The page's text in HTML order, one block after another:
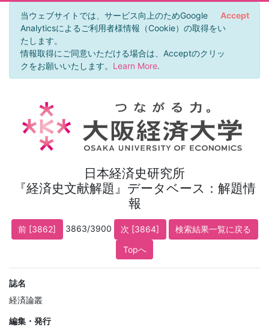
当ウェブサイトでは、サービス向上のためGoogle
Analyticsによるご利用者様情報（Cookie）の取得をい
たします。
情報取得にご同意いただける場合は、Acceptのクリッ
クをお願いいたします。 Learn More.
Accept
日本経済史研究所
『経済史文献解題』データベース：解題情
報
前 [3862] 3863/3900 次 [3864]
検索結果一覧に戻る
Topへ
誌名
経済論叢
編集・発行